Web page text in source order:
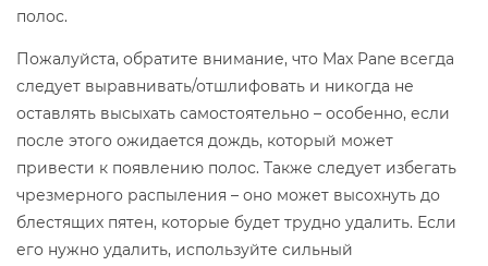
полос.
Пожалуйста, обратите внимание, что Max Pane всегда
следует выравнивать/отшлифовать и никогда не
оставлять высыхать самостоятельно – особенно, если
после этого ожидается дождь, который может
привести к появлению полос. Также следует избегать
чрезмерного распыления – оно может высохнуть до
блестящих пятен, которые будет трудно удалить. Если
его нужно удалить, используйте сильный